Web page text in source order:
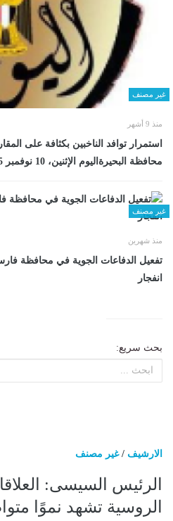
غير مصنف
منذ 9 أشهر
استمرار توافد الناخبين بكثافة على
محافظة البحيرةاليوم الإثنين، 10 نوفمبر 2025 07:21 مـ
غير مصنف
منذ شهرين
تفعيل الدفاعات الجوية في محافظة
انفجار
بحث سريع:
الارشيف /غير مصنف
الرئيس السيسى:
الروسية تشهد نموًا